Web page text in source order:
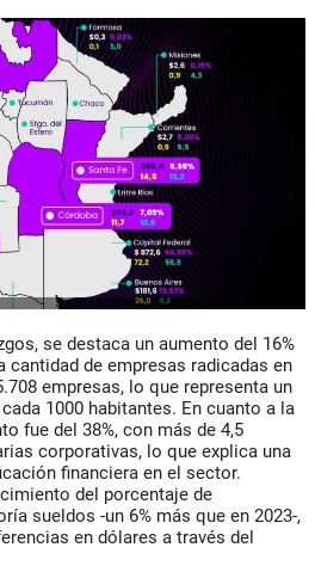
se destaca un aumento del 16%
de empresas radicadas en
empresas, lo que representa un
1000 habitantes. En cuanto a la
fue del 38%, con más de 4,5
corporativas, lo que explica una
financiera en el sector.
del porcentaje de
sueldos -un 6% más que en 2023-,
en dólares a través del